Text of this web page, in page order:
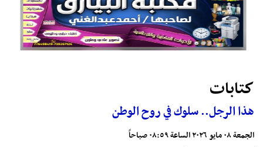
كتابات
هذا الرجل.. سلوك في روح الوطن
الجمعة ٠٨ مايو ٢٠٢٦ الساعة ٠٨:٥٩ صباحاً